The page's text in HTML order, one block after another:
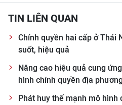
TIN LIÊN QUAN
Chính quyền hai cấp ở Thái
suốt, hiệu quả
Nâng cao hiệu quả cung
hình chính quyền địa
Phát huy thế mạnh mô hình